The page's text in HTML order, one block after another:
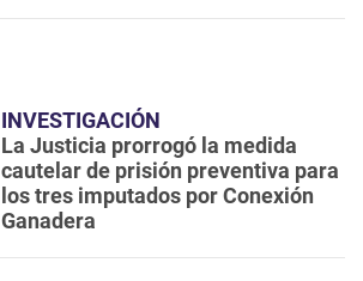
INVESTIGACIÓN
La Justicia prorrogó la medida
cautelar de prisión preventiva para
los tres imputados por Conexión
Ganadera